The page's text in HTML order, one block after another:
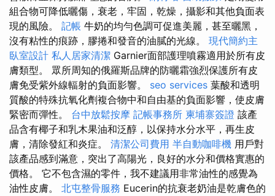
組合物可降低曬傷，衰老，牢固，乾燥，攝影和其他負面表
現的風險。 記帳 牛奶的均勻色調可促進美麗，甚至曬黑，
沒有粘性的痕跡，膠捲和發音的油膩的光線。 現代簡約主
臥室設計 私人居家清潔 Garnier面部護理噴霧適用於所有皮
膚類型。 眾所周知的俄羅斯品牌的防曬霜強烈保護所有皮
膚免受紫外線輻射的負面影響。 seo services 葉酸和透明
質酸的特殊抗氧化劑複合物中和自由基的負面影響，使皮膚
緊密而彈性。 台中放鬆按摩 記帳事務所 柬埔寨簽證 該產
品含有椰子和乳木果油和泛醇，以保持水分水平，再生皮
膚，清除發紅和炎症。 清潔公司費用 半自動咖啡機 用戶對
該產品感到滿意，突出了高陽光，良好的水分和價格實惠的
價格。 它不包含濕的零件，我不建議用非常油性的感覺為
油性皮膚。 北屯整骨服務 Eucerin的抗衰老奶油是乾膚色的